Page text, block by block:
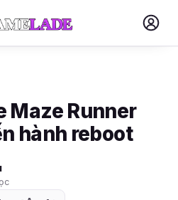
Maze Runner
hành reboot